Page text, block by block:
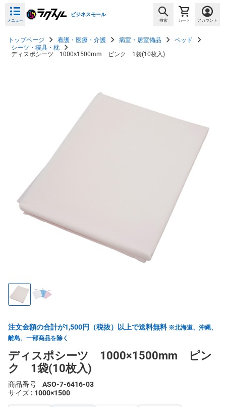
メニュー
ビジネスモール
検索 カート アカウント
トップページ 看護・医療・介護 病室・居室備品
ベッド
シーツ・寝具・枕
ディスポシーツ 1000×1500mm ピンク 1袋(10枚入)
注文金額の合計が1,500円（税抜）以上で送料無料 ※北海道、沖縄、
離島、一部商品を除く
ディスポシーツ 1000×1500mm ピン
ク 1袋(10枚入)
商品番号
ASO-7-6416-03
サイズ : 1000×1500